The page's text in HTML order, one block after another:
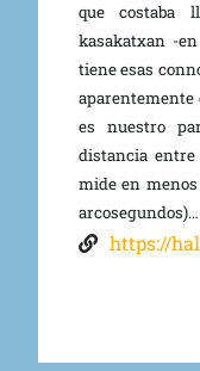
que costaba
kasakatxan -
tiene esas
es nuestro
distancia entre
mide en menos
https://